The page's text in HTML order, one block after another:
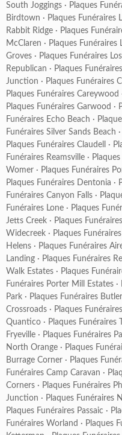
South Joggings · Plaques
Birdtown · Plaques Funéraires
Rabbit Ridge · Plaques
McClaren · Plaques Funéraires
Groves · Plaques Funéraires
Republican · Plaques
Junction · Plaques Funéraires
Plaques Funéraires Careywood
Plaques Funéraires Garwood ·
Funéraires Echo Beach ·
Funéraires Silver Sands Beach ·
Plaques Funéraires Claudell
·
Funéraires Reamsville ·
Womer · Plaques Funéraires
Plaques Funéraires Dentonia ·
Funéraires Canyon Falls ·
Funéraires Lone · Plaques
Jetts Creek · Plaques
Widecreek · Plaques
Helens · Plaques Funéraires
Landing · Plaques Funéraires
Walk Estates · Plaques
Funéraires Porter Mill Estates ·
Park · Plaques Funéraires
Crossroads · Plaques
Quantico · Plaques Funéraires
Fryeville · Plaques Funéraires
North Orange · Plaques
Burrage Corner · Plaques
Funéraires Camp Caravan ·
Corners · Plaques Funéraires
Junction · Plaques Funéraires
Plaques Funéraires Passaic ·
Funéraires Worland · Plaques